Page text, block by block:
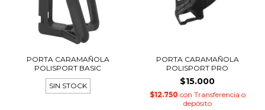
PORTA CARAMAÑOLA
POLISPORT BASIC
SIN STOCK
PORTA CARAMAÑOLA
POLISPORT PRO
$15.000
$12.750 con Transferencia o
depósito